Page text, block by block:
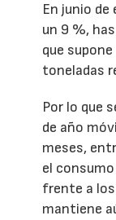
En junio
un 9 %,
que
toneladas
Por lo que
de año
meses,
el
frente a
mantiene